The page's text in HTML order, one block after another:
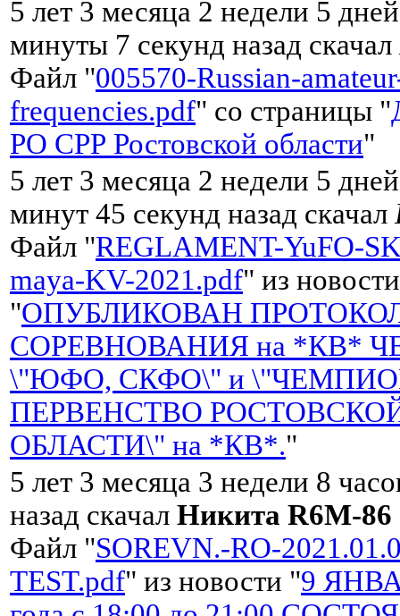
5 лет 3 месяца 2 недели 5
минуты 7 секунд назад скачал
Файл "005570-Russian-
frequencies.pdf" со страницы "
РО СРР Ростовской области"
5 лет 3 месяца 2 недели 5
минут 45 секунд назад скачал
Файл "REGLAMENT-YuFO-
maya-KV-2021.pdf" из новости
"ОПУБЛИКОВАН
СОРЕВНОВАНИЯ на *КВ*
\"ЮФО, СКФО\" и
ПЕРВЕНСТВО
ОБЛАСТИ\" на *КВ*."
5 лет 3 месяца 3 недели 8
назад скачал Никита R6M-86
Файл "SOREVN.-RO-
TEST.pdf" из новости "9